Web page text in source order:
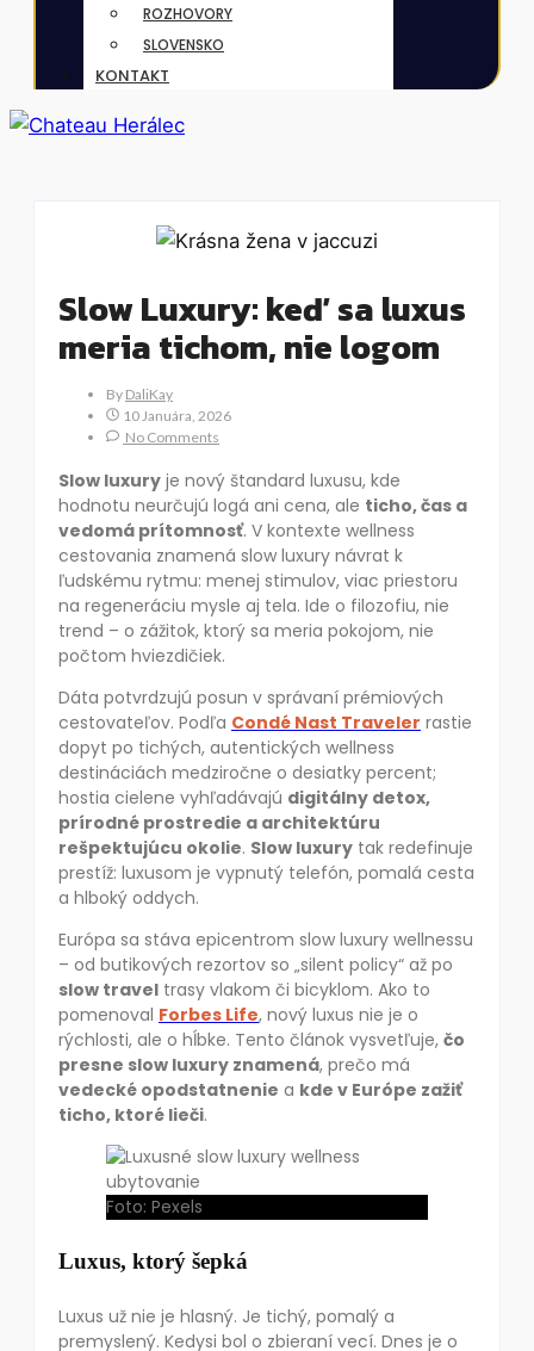
ROZHOVORY
SLOVENSKO
KONTAKT
Slow Luxury: keď sa luxus
meria tichom, nie logom
By DaliKay
10 Januára, 2026
No Comments
Slow luxury je nový štandard luxusu, kde
hodnotu neurčujú logá ani cena, ale ticho, čas a
vedomá prítomnosť. V kontexte wellness
cestovania znamená slow luxury návrat k
ľudskému rytmu: menej stimulov, viac priestoru
na regeneráciu mysle aj tela. Ide o filozofiu, nie
trend – o zážitok, ktorý sa meria pokojom, nie
počtom hviezdičiek.
Dáta potvrdzujú posun v správaní prémiových
cestovateľov. Podľa Condé Nast Traveler rastie
dopyt po tichých, autentických wellness
destináciách medziročne o desiatky percent;
hostia cielene vyhľadávajú digitálny detox,
prírodné prostredie a architektúru
rešpektujúcu okolie. Slow luxury tak redefinuje
prestíž: luxusom je vypnutý telefón, pomalá cesta
a hlboký oddych.
Európa sa stáva epicentrom slow luxury wellnessu
– od butikových rezortov so „silent policy“ až po
slow travel trasy vlakom či bicyklom. Ako to
pomenoval Forbes Life, nový luxus nie je o
rýchlosti, ale o hĺbke. Tento článok vysvetľuje, čo
presne slow luxury znamená, prečo má
vedecké opodstatnenie a kde v Európe zažiť
ticho, ktoré lieči.
Foto: Pexels
Luxus, ktorý šepká
Luxus už nie je hlasný. Je tichý, pomalý a
premyslený. Kedysi bol o zbieraní vecí. Dnes je o